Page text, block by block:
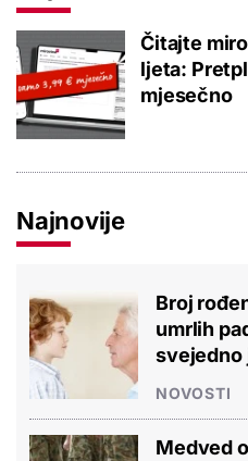
Čitajte
ljeta:
mjesečno
Najnovije
Broj
umrlih
svejedno
NOVOSTI
Medved